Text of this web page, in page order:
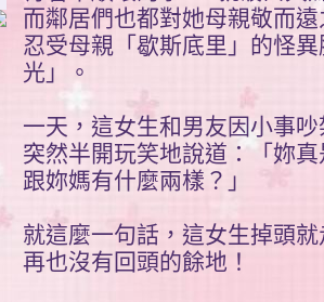
而鄰居們也都對她母親敬而
忍受母親「歇斯底里」的怪
光」。
一天，這女生和男友因小事
突然半開玩笑地說道：「妳
跟妳媽有什麼兩樣？」
就這麼一句話，這女生掉頭
再也沒有回頭的餘地！